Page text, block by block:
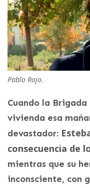
Pablo Rojo.
Cuando la
vivienda esa
devastador:
consecuencia de
mientras que su
inconsciente, con